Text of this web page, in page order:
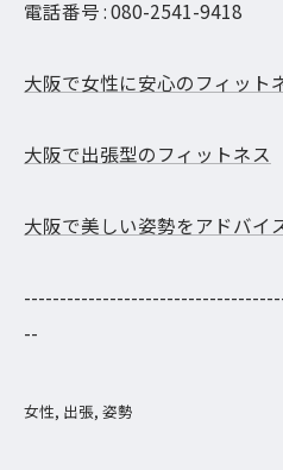
電話番号 : 080-2541-9418
大阪で女性に安心のフィット
大阪で出張型のフィットネス
大阪で美しい姿勢をアドバイ
--
女性 出張 姿勢